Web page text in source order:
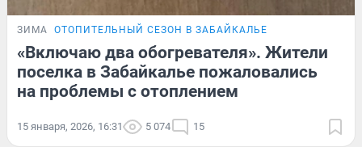
ЗИМА ОТОПИТЕЛЬНЫЙ СЕЗОН В ЗАБАЙКАЛЬЕ
«Включаю два обогревателя». Жители
поселка в Забайкалье пожаловались
на проблемы с отоплением
15 января, 2026, 16:31 5 074 15